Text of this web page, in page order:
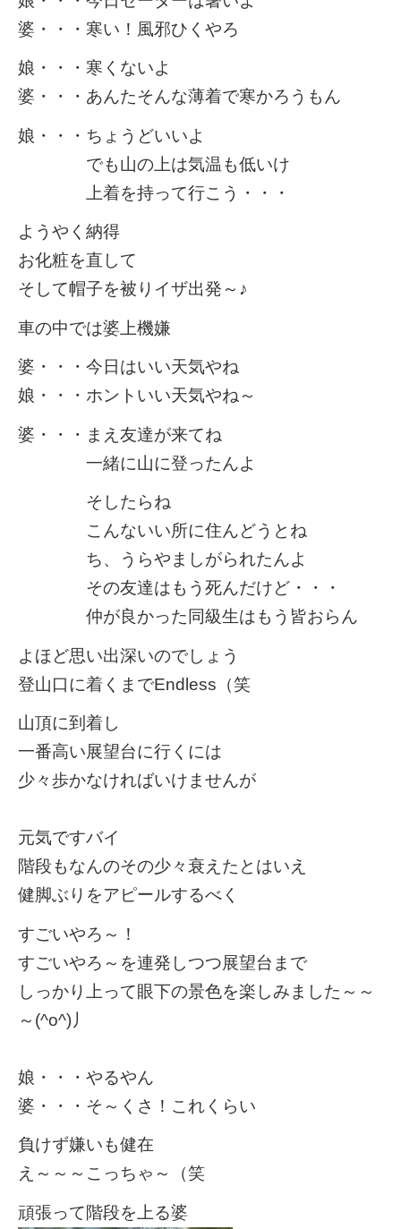
婆・・・寒い！風邪ひくやろ
娘・・・寒くないよ
婆・・・あんたそんな薄着で寒かろうもん
娘・・・ちょうどいいよ
でも山の上は気温も低いけ
上着を持って行こう・・・
ようやく納得
お化粧を直して
そして帽子を被りイザ出発～♪
車の中では婆上機嫌
婆・・・今日はいい天気やね
娘・・・ホントいい天気やね～
婆・・・まえ友達が来てね
一緒に山に登ったんよ
そしたらね
こんないい所に住んどうとね
ち、うらやましがられたんよ
その友達はもう死んだけど・・・
仲が良かった同級生はもう皆おらん
よほど思い出深いのでしょう
登山口に着くまでEndless（笑
山頂に到着し
一番高い展望台に行くには
少々歩かなければいけませんが
元気ですバイ
階段もなんのその少々衰えたとはいえ
健脚ぶりをアピールするべく
すごいやろ～！
すごいやろ～を連発しつつ展望台まで
しっかり上って眼下の景色を楽しみました～～
～(^o^)丿
娘・・・やるやん
婆・・・そ～くさ！これくらい
負けず嫌いも健在
え～～～こっちゃ～（笑
頑張って階段を上る婆